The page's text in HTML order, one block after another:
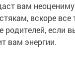
вам
вскоре все
родителей, если
вам энергии.